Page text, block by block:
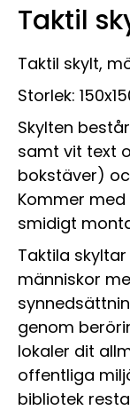
Taktil
Taktil skylt,
Storlek:
Skylten
samt vit text
bokstäver)
Kommer
smidigt
Taktila
människor
genom
lokaler dit
offentliga
bibliotek